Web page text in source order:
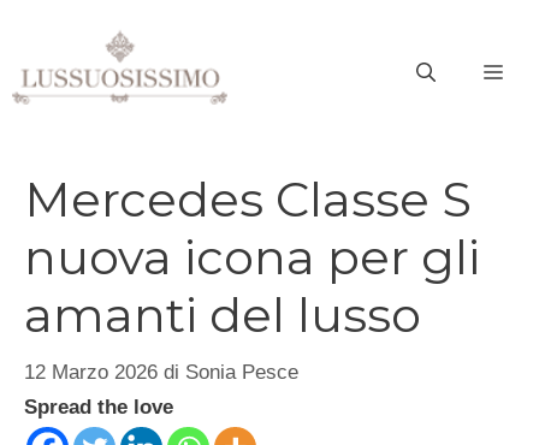
contenuto
Mercedes Classe S
nuova icona per gli
amanti del lusso
12 Marzo 2026 di Sonia Pesce
Spread the love